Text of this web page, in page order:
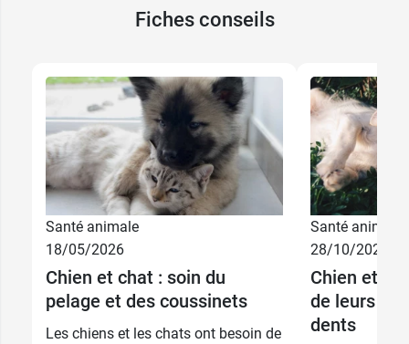
Fiches conseils
Santé animale
18/05/2026
Chien et chat : soin du
pelage et des coussinets
Les chiens et les chats ont besoin de
Santé animale
28/10/2025
Chien et
de leurs
dents